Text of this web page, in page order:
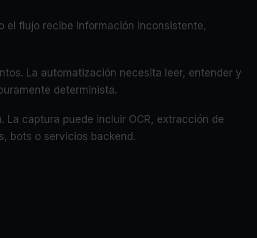
el flujo recibe información inconsistente,
La automatización necesita leer, entender y
determinista.
captura puede incluir OCR, extracción de
bots o servicios backend.